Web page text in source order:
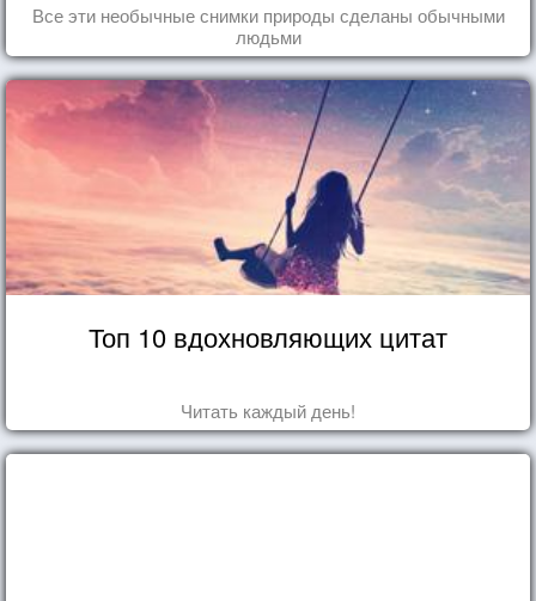
Все эти необычные снимки природы сделаны обычными
людьми
Топ 10 вдохновляющих цитат
Читать каждый день!